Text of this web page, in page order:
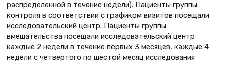
распределенной в течение недели). Пациенты группы
контроля в соответствии с графиком визитов посещали
исследовательский центр. Пациенты группы
вмешательства посещали исследовательский центр
каждые 2 недели в течение первых 3 месяцев, каждые 4
недели с четвертого по шестой месяц исследования